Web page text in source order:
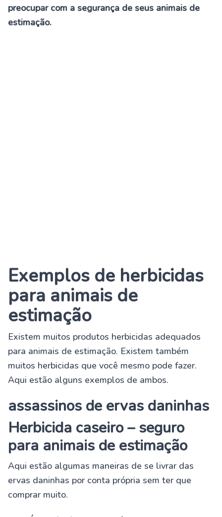
preocupar com a segurança de seus animais de
estimação.
Exemplos de herbicidas
para animais de
estimação
Existem muitos produtos herbicidas adequados
para animais de estimação. Existem também
muitos herbicidas que você mesmo pode fazer.
Aqui estão alguns exemplos de ambos.
assassinos de ervas daninhas
Herbicida caseiro – seguro
para animais de estimação
Aqui estão algumas maneiras de se livrar das
ervas daninhas por conta própria sem ter que
comprar muito.